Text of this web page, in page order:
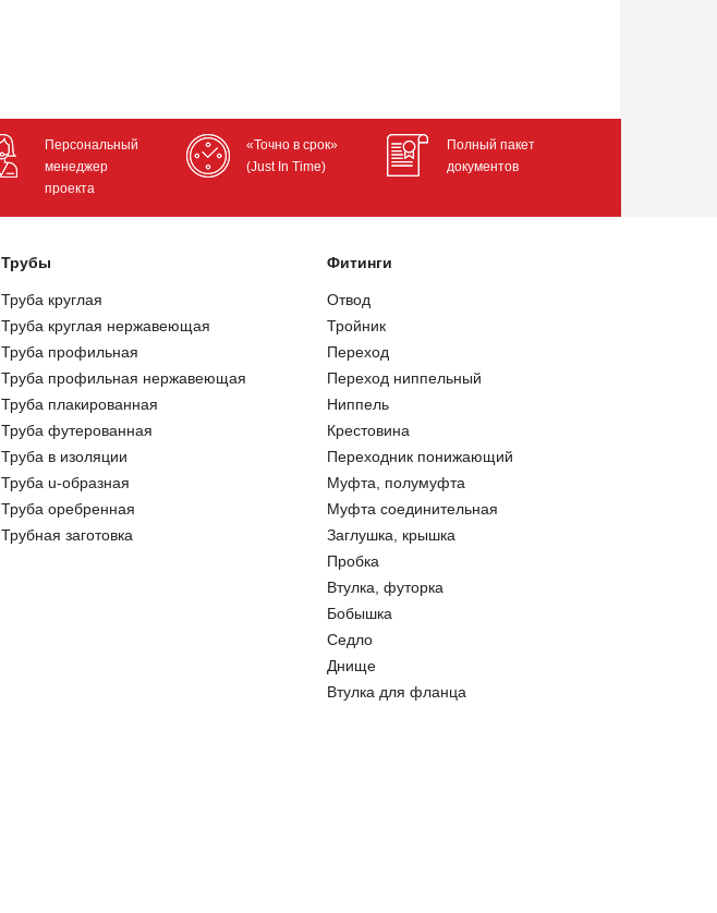
Персональный
менеджер
проекта
«Точно в срок»
(Just In Time)
Полный пакет
документов
Трубы
Труба круглая
Труба круглая нержавеющая
Труба профильная
Труба профильная нержавеющая
Труба плакированная
Труба футерованная
Труба в изоляции
Труба u-образная
Труба оребренная
Трубная заготовка
Фитинги
Отвод
Тройник
Переход
Переход ниппельный
Ниппель
Крестовина
Переходник понижающий
Муфта, полумуфта
Муфта соединительная
Заглушка, крышка
Пробка
Втулка, футорка
Бобышка
Седло
Днище
Втулка для фланца